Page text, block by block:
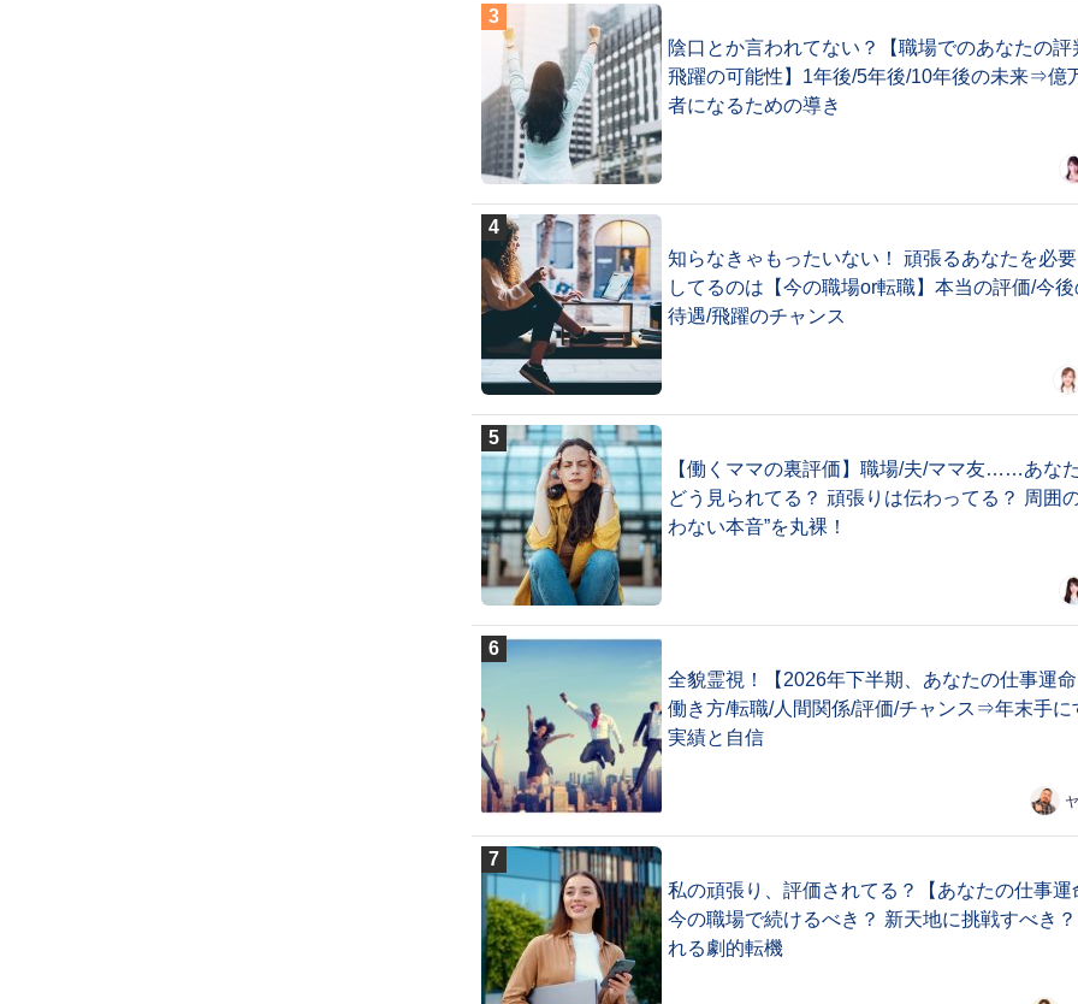
陰口とか言われてない？【職場でのあなたの評
飛躍の可能性】1年後/5年後/10年後の未来⇒億
者になるための導き
知らなきゃもったいない！ 頑張るあなたを必
してるのは【今の職場or転職】本当の評価/今後
待遇/飛躍のチャンス
【働くママの裏評価】職場/夫/ママ友……あな
どう見られてる？ 頑張りは伝わってる？ 周囲
わない本音”を丸裸！
全貌霊視！【2026年下半期、あなたの仕事運
働き方/転職/人間関係/評価/チャンス⇒年末手に
実績と自信
私の頑張り、評価されてる？【あなたの仕事運
今の職場で続けるべき？ 新天地に挑戦すべき
れる劇的転機